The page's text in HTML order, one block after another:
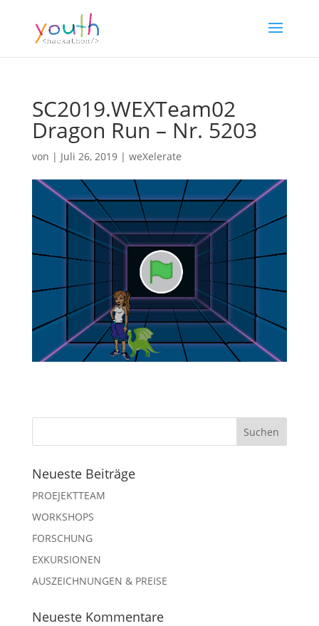
SC2019.WEXTeam02
Dragon Run – Nr. 5203
von | Juli 26, 2019| weXelerate
Neueste Beiträge
PROEJEKTTEAM
WORKSHOPS
FORSCHUNG
EXKURSIONEN
AUSZEICHNUNGEN & PREISE
Neueste Kommentare